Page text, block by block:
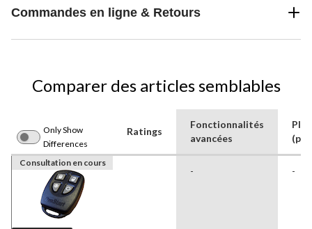
Commandes en ligne & Retours
Comparer des articles semblables
Only Show
Differences
Ratings
Fonctionnalités
avancées
(pi)
Consultation en cours
- -